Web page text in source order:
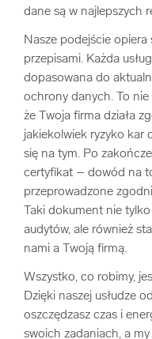
dane są w najlepszych
Nasze podejście opiera
przepisami. Każda
dopasowana do
ochrony danych. To
że Twoja firma działa
jakiekolwiek ryzyko kar
się na tym. Po
certyfikat – dowód na
przeprowadzone
Taki dokument nie
audytów, ale również
nami a Twoją firmą.
Wszystko, co robimy,
Dzięki naszej usłudze
oszczędzasz czas i
swoich zadaniach, a